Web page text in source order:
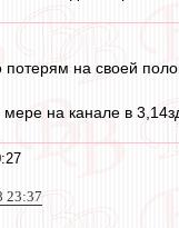
потерям на своей
мере на канале в
23:37